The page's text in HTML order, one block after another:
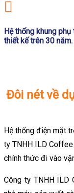
Hệ thống khung
thiết kế trên 30 năm.
Đôi nét về
Hệ thống điện mặt
ty TNHH ILD
chính thức đi vào
Công ty TNHH ILD